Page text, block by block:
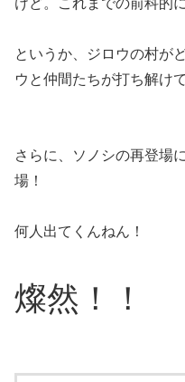
というか、ジロウの村が
ウと仲間たちが打ち解け
さらに、ソノシの再登場
場！
何人出てくんねん！
燦然！！